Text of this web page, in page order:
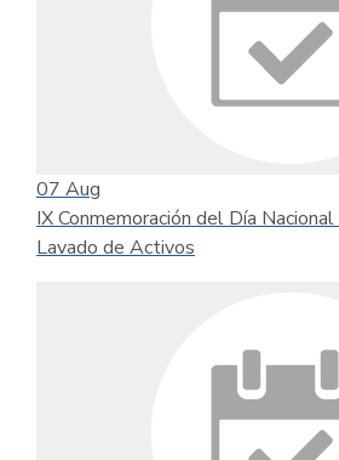
07 Aug
IX Conmemoración del Día
Lavado de Activos